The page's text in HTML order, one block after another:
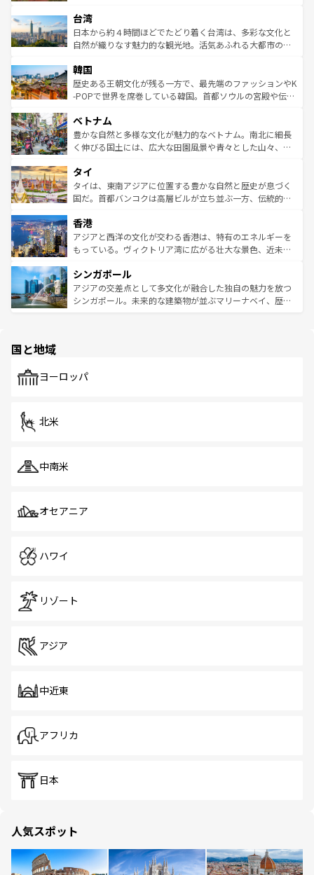
ならではの贅沢な旅のスタイルだ。 なお、新着のアメリカ
情報はコンテンツ一覧を参照してほしい。
れるおもてなしの心で訪れる人々を迎えてくれるハワイの
人々、おいしいローカルフードやハワイアンミュージッ
ク、伝統的なフラダンスなど、すべてがハワイの魅力を彩
ワイを、存分に味わってほしい。 なお、新着のハワイ情報
はコンテンツ一覧を参照してほしい。
リアリーフや大陸中央部にそびえるウルル（エアーズロッ
ク）、タスマニアの美しい原生林やケアンズの熱帯雨林な
ど、見どころがたくさん。また、カフェやワイン、オージ
いる。アクティビティも充実しており、サーフィンやダイ
ビング、ハイキングなど、アウトドア好きにはたまらな
い。オーストラリアの多彩な魅力を存分に味わいつくそ
参照してほしい。
台湾
日本から約４時間ほどでたどり着く台湾は、多彩な文化と
自然が織りなす魅力的な観光地。活気あふれる大都市の台
ン）、静ひつな山岳地帯である台湾東部など、都市の喧騒
と山間の静けさが共存しており、訪れる人に新しい発見と
驚きをもたらしてくれる。また、奥深い台湾の食文化も魅
容にもいいと評判のスイーツなど、バラエティ豊かな料理
が味わえる。 なお、新着の台湾情報は コンテンツ一覧を参
照してほしい。
韓国
歴史ある王朝文化が残る一方で、最先端のファッションやK
-POPで世界を席巻している韓国。首都ソウルの宮殿や伝統
き、地方に足を延ばせば四季折々の自然美を楽しむことが
できる。そして、キムチや焼肉、絶品のストリートフード
まで、さまざまな韓国料理が待っている。夜には、韓国な
リティに包まれながら、韓国の多彩な魅力を心ゆくまで味
わってみてほしい。 なお、新着の韓国情報はコンテンツ一
覧を参照してほしい。
ベトナム
豊かな自然と多様な文化が魅力的なベトナム。南北に細長
く伸びる国土には、広大な田園風景や青々とした山々、世
急速な発展と共に伝統が息づく。ハノイの古い町並みやホ
ーチミン市のフランス統治時代の建物も、独特の雰囲気を
醸し出している。また、バラエティの豊かさとおいしさで
とつ。フォーやバインミー、ベトナムコーヒーなどは、ぜ
ひ現地で味わいたい。どの地域を訪れてもあたたかい人々
が旅行者を迎えてくれるので、きっと忘れられない旅にな
参照してほしい。
タイ
タイは、東南アジアに位置する豊かな自然と歴史が息づく
国だ。首都バンコクは高層ビルが立ち並ぶ一方、伝統的な
の活気が交差している。北部ではチェンマイなどの山岳地
帯で自然と触れ合い、南部ではプーケットやクラビの美し
いビーチでリゾート気分を楽しむことができる。タイ料理
激する。気候は一年中温暖で、どの季節にも異なる楽しみ
が待っている。親しみやすいタイの人々、仏教を中心とし
た文化、そして多様な観光資源が、訪れる旅人を魅了し続
香港
アジアと西洋の文化が交わる香港は、特有のエネルギーを
もっている。ヴィクトリア湾に広がる壮大な景色、近未来
み、どこを訪れても感動するはず。観光スポットが密集し
ており、効率よく見どころを回れるのも魅力。息をのむよ
うな絶景から文化的な体験まで、香港を存分に楽しみ尽く
シンガポール
アジアの交差点として多文化が融合した独自の魅力を放つ
シンガポール。未来的な建築物が並ぶマリーナベイ、歴史
で、ホーカーズは地元の風情を楽しめる外せないスポット
国と地域
ヨーロッパ
北米
中南米
オセアニア
ハワイ
リゾート
アジア
中近東
アフリカ
日本
人気スポット